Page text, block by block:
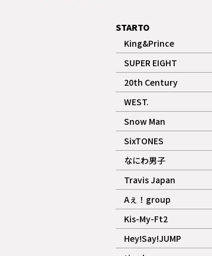
STARTO
King&Prince
記事
SUPER EIGHT
記事
20th Century
記事
WEST.
記事
Snow Man
記事
ギャラリー
SixTONES
記事
ギャラリー
なにわ男子
記事
Travis Japan
記事
Aぇ！group
記事
Kis-My-Ft2
記事
ギャラリー
Hey!Say!JUMP
記事